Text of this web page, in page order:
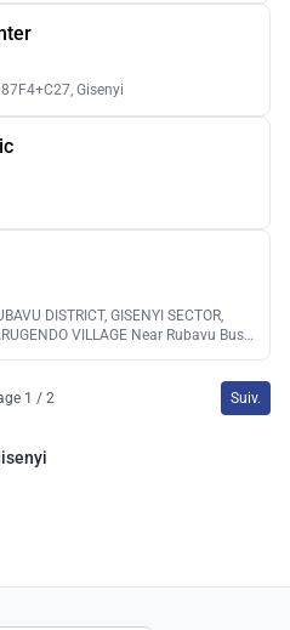
Gisenyi
DISTRICT, GISENYI SECTOR,
VILLAGE Near Rubavu Bus
1 / 2 Suiv.